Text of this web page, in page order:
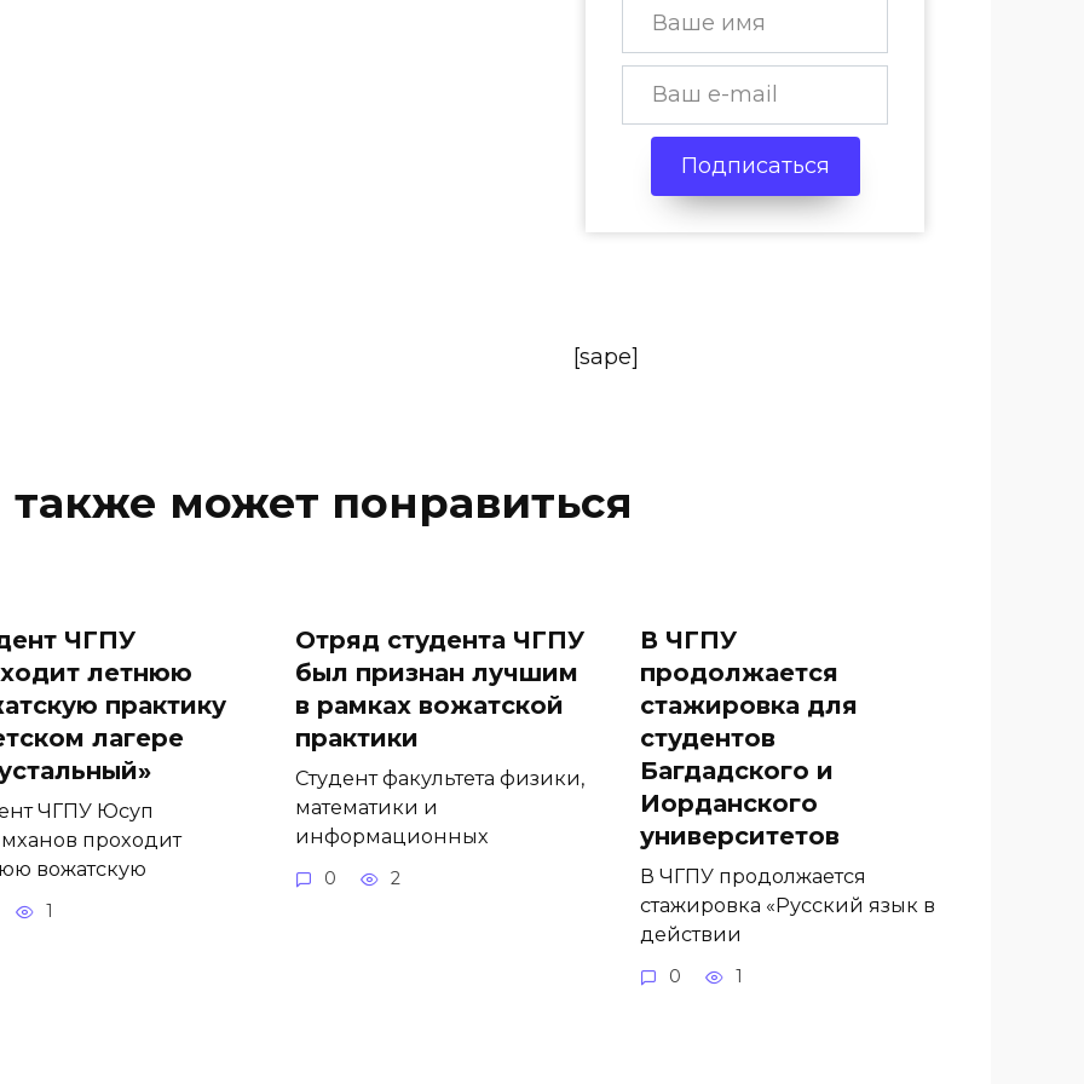
Подписаться
[sape]
может понравиться
ЧГПУ
летнюю
практику
лагере
ЧГПУ Юсуп
проходит
вожатскую
1
Отряд студента ЧГПУ
был признан лучшим
в рамках вожатской
практики
Студент факультета физики,
математики и
информационных
0 2
В ЧГПУ
продолжается
стажировка для
студентов
Багдадского и
Иорданского
университетов
В ЧГПУ продолжается
стажировка «Русский язык в
действии
0 1